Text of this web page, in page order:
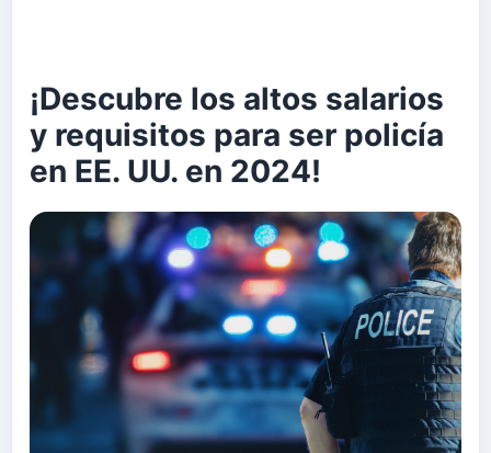
¡Descubre los altos salarios
y requisitos para ser policía
en EE. UU. en 2024!